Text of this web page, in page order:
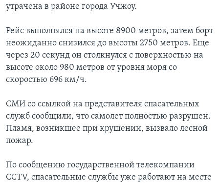
утрачена в районе города Учжоу.
Рейс выполнялся на высоте 8900 метров, затем борт
неожиданно снизился до высоты 2750 метров. Еще
через 20 секунд он столкнулся с поверхностью на
высоте около 980 метров от уровня моря со
скоростью 696 км/ч.
СМИ со ссылкой на представителя спасательных
служб сообщили, что самолет полностью разрушен.
Пламя, возникшее при крушении, вызвало лесной
пожар.
По сообщению государственной телекомпании
CCTV, спасательные службы уже работают на месте